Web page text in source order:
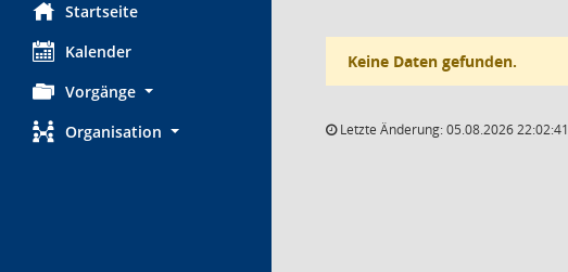
Startseite
Kalender
Vorgänge
Organisation
Keine Daten gefunden.
Letzte Änderung: 05.08.2026 22:02:41